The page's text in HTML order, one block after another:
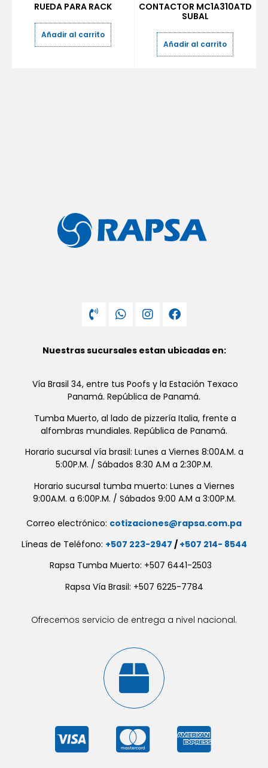
RUEDA PARA RACK
Añadir al carrito
CONTACTOR MC1A310ATD
SUBAL
Añadir al carrito
Nuestras sucursales estan ubicadas en:
Vía Brasil 34, entre tus Poofs y la Estación Texaco
Panamá. República de Panamá.
Tumba Muerto, al lado de pizzería Italia, frente a
alfombras mundiales. República de Panamá.
Horario sucursal vía brasil: Lunes a Viernes 8:00A.M. a
5:00P.M. / Sábados 8:30 A.M a 2:30P.M.
Horario sucursal tumba muerto: Lunes a Viernes
9:00A.M. a 6:00P.M. / Sábados 9:00 A.M a 3:00P.M.
Correo electrónico: cotizaciones@rapsa.com.pa
Líneas de Teléfono: +507 223-2947 / +507 214- 8544
Rapsa Tumba Muerto: +507 6441-2503
Rapsa Vía Brasil: +507 6225-7784
Ofrecemos servicio de entrega a nivel nacional.